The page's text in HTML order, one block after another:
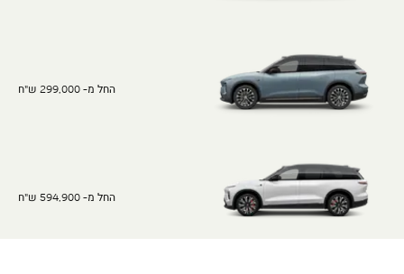
החל מ- 299,000 ש"ח
החל מ- 594,900 ש"ח